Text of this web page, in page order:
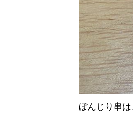
ぼんじり串は